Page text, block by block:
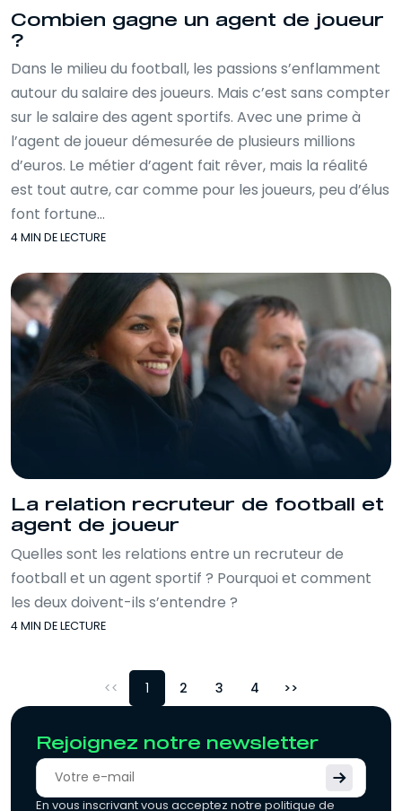
Combien gagne un agent de joueur
?
Dans le milieu du football, les passions s’enflamment
autour du salaire des joueurs. Mais c’est sans compter
sur le salaire des agent sportifs. Avec une prime à
l’agent de joueur démesurée de plusieurs millions
d’euros. Le métier d’agent fait rêver, mais la réalité
est tout autre, car comme pour les joueurs, peu d’élus
font fortune…
4 MIN DE LECTURE
La relation recruteur de football et
agent de joueur
Quelles sont les relations entre un recruteur de
football et un agent sportif ? Pourquoi et comment
les deux doivent-ils s’entendre ?
4 MIN DE LECTURE
< 1 2 3 4 >
Rejoignez notre newsletter
En vous inscrivant vous acceptez notre politique de